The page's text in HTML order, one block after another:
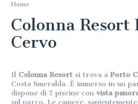
Home
Colonna Resort
Cervo
Il Colonna Resort si trova a Porto
Costa Smeralda. È immerso in un
dispone di 7 piscine con vista
sul parco. Le camere,